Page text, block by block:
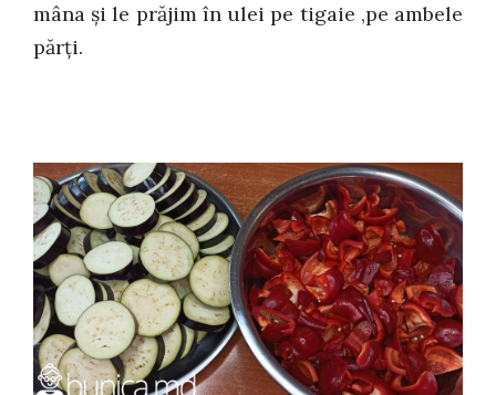
mâna şi le prăjim în ulei pe tigaie ,pe ambele
părţi.